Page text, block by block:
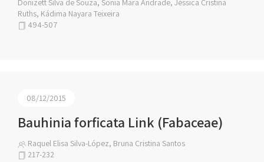
Donizett Silva de Souza, Sonia Mara Andrade, Jéssica Cristina
Ruths, Kádima Nayara Teixeira
494-507
08/12/2015
Bauhinia forficata Link (Fabaceae)
Raquel Elisa Silva-López, Bruna Cristina Santos
217-232